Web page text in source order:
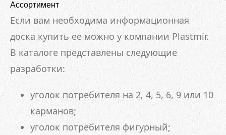
Ассортимент
Если вам необходима информационная
доска купить ее можно у компании Plastmir.
В каталоге представлены следующие
разработки:
уголок потребителя на 2, 4, 5, 6, 9 или 10
карманов;
уголок потребителя фигурный;